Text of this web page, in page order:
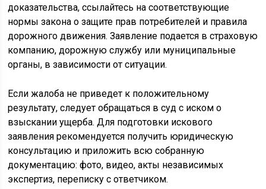
доказательства, ссылайтесь на соответствующие
нормы закона о защите прав потребителей и правила
дорожного движения. Заявление подается в страховую
компанию, дорожную службу или муниципальные
органы, в зависимости от ситуации.
Если жалоба не приведет к положительному
результату, следует обращаться в суд с иском о
взыскании ущерба. Для подготовки искового
заявления рекомендуется получить юридическую
консультацию и приложить всю собранную
документацию: фото, видео, акты независимых
экспертиз, переписку с ответчиком.